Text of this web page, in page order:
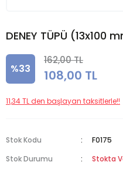
DENEY TÜPÜ (13x100
%33
162,00 TL
108,00 TL
11,34 TL den başlayan taksitlerle!!
Stok Kodu
F0175
Stok Durumu
Stokta